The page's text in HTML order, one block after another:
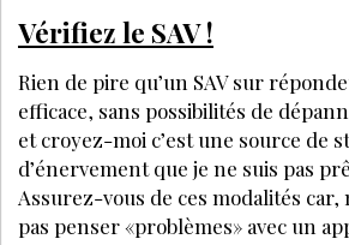
Vérifiez le SAV !
Rien de pire qu’un SAV sur
efficace, sans possibilités de
et croyez-moi c’est une source de
d’énervement que je ne suis pas
Assurez-vous de ces modalités car,
pas penser «problèmes» avec un